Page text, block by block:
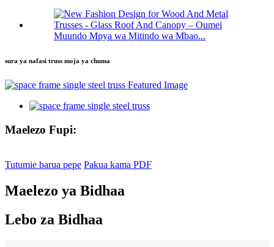
Muundo Mpya wa Mitindo wa Mbao...
sura ya nafasi truss moja ya chuma
Maelezo Fupi:
Tutumie barua pepe Pakua kama PDF
Maelezo ya Bidhaa
Lebo za Bidhaa